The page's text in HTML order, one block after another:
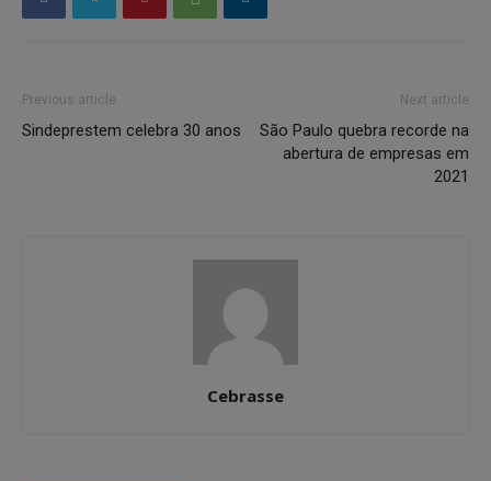
Previous article
Sindeprestem celebra 30 anos
Next article
São Paulo quebra recorde na
abertura de empresas em
2021
Cebrasse